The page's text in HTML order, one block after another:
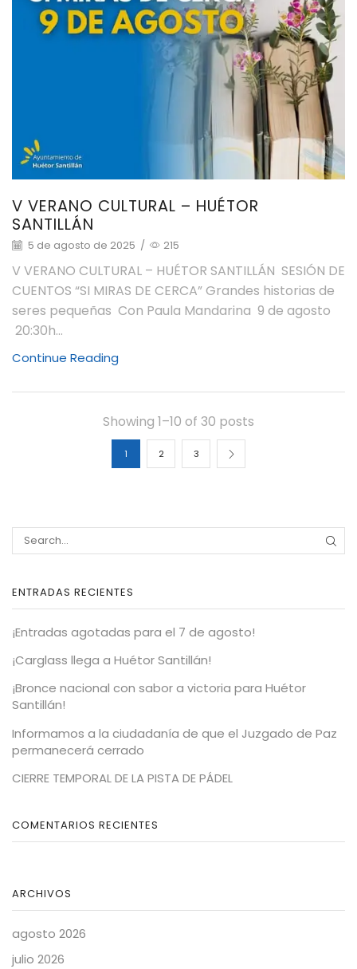
V VERANO CULTURAL – HUÉTOR
SANTILLÁN
5 de agosto de 2025 / 215
V VERANO CULTURAL – HUÉTOR SANTILLÁN SESIÓN DE
CUENTOS “SI MIRAS DE CERCA” Grandes historias de
seres pequeñas Con Paula Mandarina 9 de agosto
20:30h...
Continue Reading
Showing 1–10 of 30 posts
1 2 3
ENTRADAS RECIENTES
¡Entradas agotadas para el 7 de agosto!
¡Carglass llega a Huétor Santillán!
¡Bronce nacional con sabor a victoria para Huétor
Santillán!
Informamos a la ciudadanía de que el Juzgado de Paz
permanecerá cerrado
CIERRE TEMPORAL DE LA PISTA DE PÁDEL
COMENTARIOS RECIENTES
ARCHIVOS
agosto 2026
julio 2026